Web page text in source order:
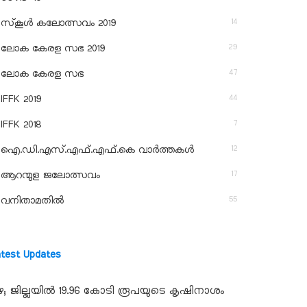
സ്‌കൂള്‍ കലോത്സവം 2019 14
ലോക കേരള സഭ 2019 29
ലോക കേരള സഭ 47
IFFK 2019 44
IFFK 2018 7
ഐ.ഡി.എസ്.എഫ്.എഫ്.കെ വാർത്തകൾ 12
ആറന്മുള ജലോത്സവം 17
വനിതാമതിൽ 55
Updates
ജില്ലയില്‍ 19.96 കോടി രൂപയുടെ കൃഷിനാശം